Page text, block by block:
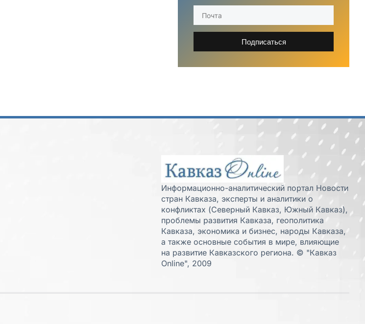
Подписаться
Информационно-аналитический портал Новости
стран Кавказа, эксперты и аналитики о
конфликтах (Северный Кавказ, Южный Кавказ),
проблемы развития Кавказа, геополитика
Кавказа, экономика и бизнес, народы Кавказа,
а также основные события в мире, влияющие
на развитие Кавказского региона. © "Кавказ
Online", 2009